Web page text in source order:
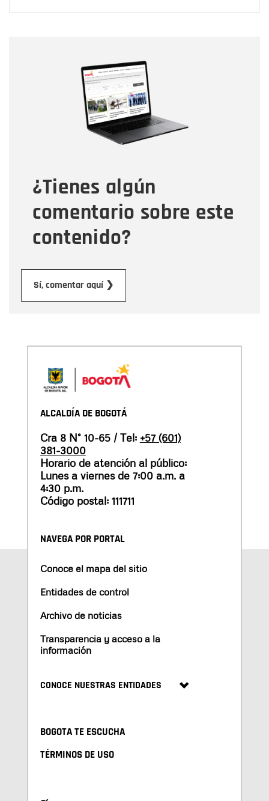
¿Tienes algún
comentario sobre este
contenido?
Sí, comentar aquí ❯
Correo electrónico
Tipo de comentario
Mensaje
ALCALDÍA DE BOGOTÁ
Cra 8 N° 10-65 / Tel: +57 (601)
381-3000
Horario de atención al público:
Lunes a viernes de 7:00 a.m. a
4:30 p.m.
Código postal: 111711
NAVEGA POR PORTAL
Conoce el mapa del sitio
Entidades de control
Archivo de noticias
Transparencia y acceso a la
información
CONOCE NUESTRAS ENTIDADES
BOGOTA TE ESCUCHA
TÉRMINOS DE USO